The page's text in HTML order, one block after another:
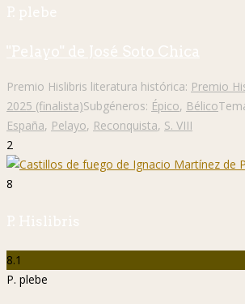
P. plebe
"Pelayo" de José Soto Chica
Premio Hislibris literatura histórica: Premio
2025 (finalista)Subgéneros: Épico, Bélico
España, Pelayo, Reconquista, S. VIII
2
8
P. Hislibris
8.1
P. plebe